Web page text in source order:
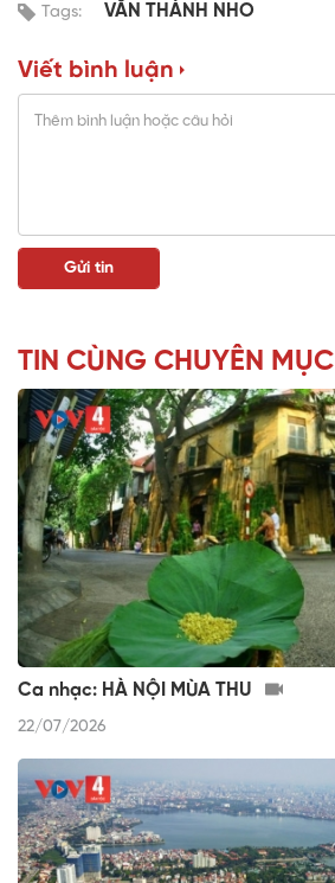
Tags: VĂN THÀNH NHO
Viết bình luận
TIN CÙNG CHUYÊN MỤC
Ca nhạc: HÀ NỘI MÙA THU
22/07/2026